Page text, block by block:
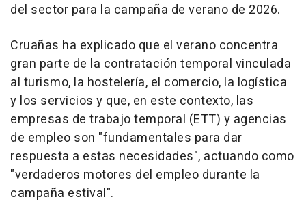
del sector para la campaña de verano de 2026.
Cruañas ha explicado que el verano concentra
gran parte de la contratación temporal vinculada
al turismo, la hostelería, el comercio, la logística
y los servicios y que, en este contexto, las
empresas de trabajo temporal (ETT) y agencias
de empleo son "fundamentales para dar
respuesta a estas necesidades", actuando como
"verdaderos motores del empleo durante la
campaña estival".